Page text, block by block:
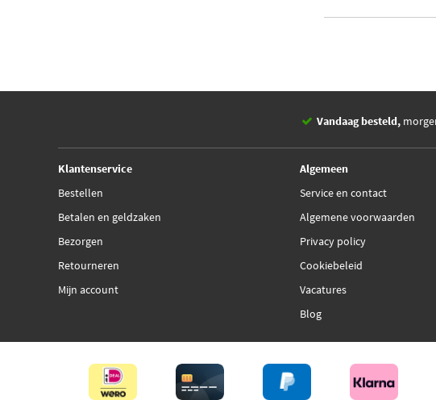
Vandaag besteld,
Klantenservice
Bestellen
Betalen en geldzaken
Bezorgen
Retourneren
Mijn account
Algemeen
Service en contact
Algemene voorwaarden
Privacy policy
Cookiebeleid
Vacatures
Blog